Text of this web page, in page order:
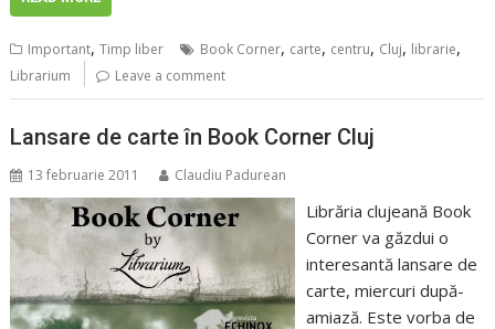
Important,Timp liber Book Corner, carte, centru, Cluj, librarie,
Librarium Leave a comment
Lansare de carte în Book Corner Cluj
13 februarie 2011 Claudiu Padurean
Librăria clujeană Book
Corner va găzdui o
interesantă lansare de
carte, miercuri după-
amiază. Este vorba de